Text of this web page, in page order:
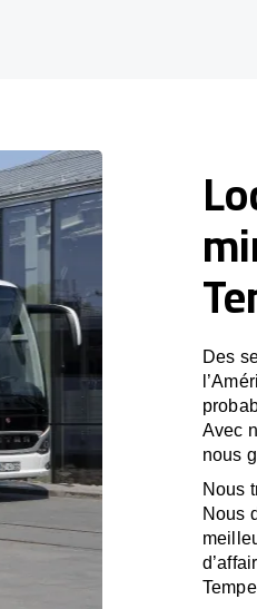
Des
Avec
nous
Nous
Nous